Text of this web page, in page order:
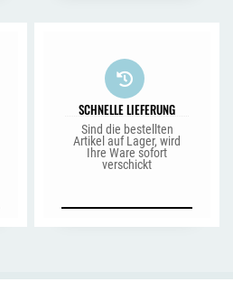
SCHNELLE LIEFERUNG
Sind die bestellten
Artikel auf Lager, wird
Ihre Ware sofort
verschickt